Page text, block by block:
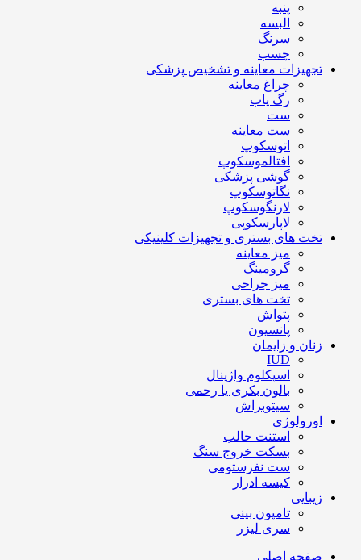
پنبه
البسه
سرنگ
چسب
تجهیزات معاینه و تشخیص پزشکی
چراغ معاینه
رگ یاب
ست
ست معاینه
اتوسکوپ
افتالموسکوپ
گوشی پزشکی
نگاتوسکوپ
لارنگوسکوپ
لاپارسکوپی
تخت های بستری و تجهیزات کلینیکی
میز معاینه
گرومینگ
میز جراحی
تخت های بستری
پتواش
پانسیون
زنان و زایمان
IUD
اسپکلوم واژینال
بالون بکری یا رحمی
سیتوبراش
اورولوژی
استنت حالب
بسکت خروج سنگ
ست نفرستومی
کیسه ادرار
زیبایی
تامپون بینی
سری لیزر
صفحه اصلی